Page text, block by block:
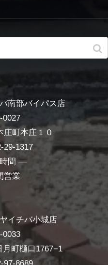
南部バイパス店
0027
庄町本庄１０
29-1317
間 ―
営業
イチバ小城店
0033
町樋口1767−1